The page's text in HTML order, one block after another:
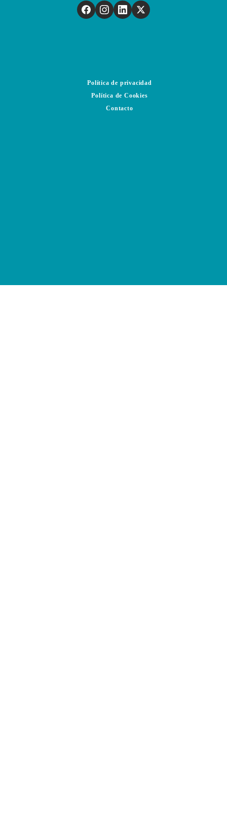
Política de privacidad
Política de Cookies
Contacto